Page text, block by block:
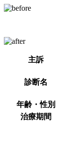
主訴
診断名
年齢・性別
治療期間